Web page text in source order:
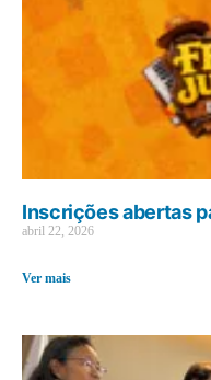
Inscrições abertas
abril 22, 2026
Ver mais